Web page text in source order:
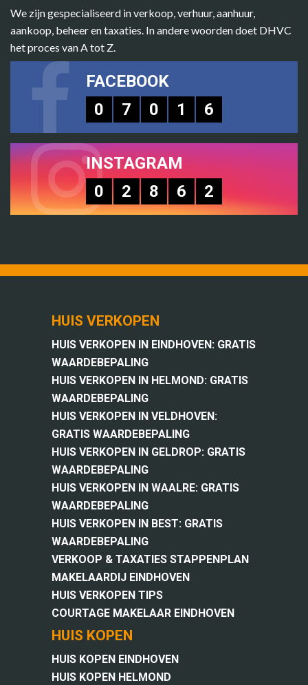
We zijn gespecialiseerd in verkoop, verhuur, aanhuur,
aankoop, beheer en taxaties. In andere woorden doet DHVC
het proces van A tot Z.
FACEBOOK
0
7 0 1 6
INSTAGRAM
0
2 8 6 2
HUIS VERKOPEN
HUIS VERKOPEN IN EINDHOVEN: GRATIS
WAARDEBEPALING
HUIS VERKOPEN IN HELMOND: GRATIS
WAARDEBEPALING
HUIS VERKOPEN IN VELDHOVEN:
GRATIS WAARDEBEPALING
HUIS VERKOPEN IN GELDROP: GRATIS
WAARDEBEPALING
HUIS VERKOPEN IN WAALRE: GRATIS
WAARDEBEPALING
HUIS VERKOPEN IN BEST: GRATIS
WAARDEBEPALING
VERKOOP & TAXATIES STAPPENPLAN
MAKELAARDIJ EINDHOVEN
HUIS VERKOPEN TIPS
COURTAGE MAKELAAR EINDHOVEN
HUIS KOPEN
HUIS KOPEN EINDHOVEN
HUIS KOPEN HELMOND